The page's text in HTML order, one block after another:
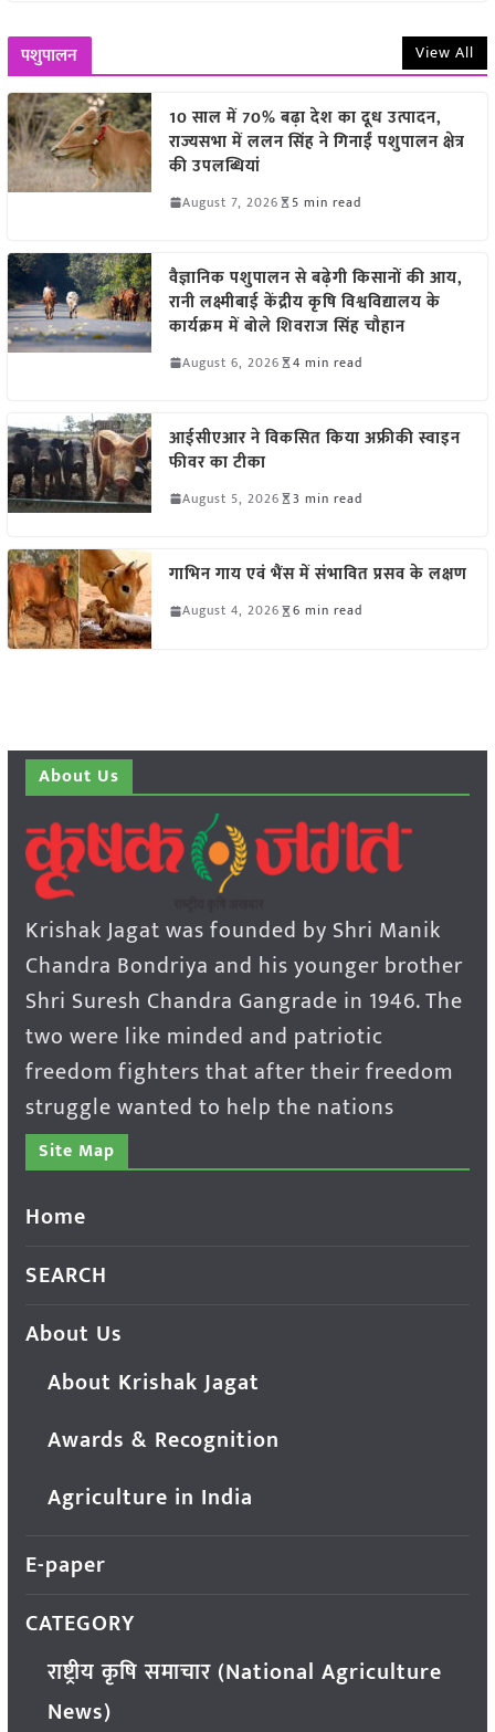
पशुपालन View All
10 साल में 70% बढ़ा देश का दूध उत्पादन,
राज्यसभा में ललन सिंह ने गिनाईं पशुपालन क्षेत्र
की उपलब्धियां
August 7, 2026 5 min read
वैज्ञानिक पशुपालन से बढ़ेगी किसानों की आय,
रानी लक्ष्मीबाई केंद्रीय कृषि विश्वविद्यालय के
कार्यक्रम में बोले शिवराज सिंह चौहान
August 6, 2026 4 min read
आईसीएआर ने विकसित किया अफ्रीकी स्वाइन
फीवर का टीका
August 5, 2026 3 min read
गाभिन गाय एवं भैंस में संभावित प्रसव के लक्षण
August 4, 2026 6 min read
About Us
Krishak Jagat was founded by Shri Manik
Chandra Bondriya and his younger brother
Shri Suresh Chandra Gangrade in 1946. The
two were like minded and patriotic
freedom fighters that after their freedom
struggle wanted to help the nations
Site Map
Home
SEARCH
About Us
About Krishak Jagat
Awards & Recognition
Agriculture in India
E-paper
CATEGORY
राष्ट्रीय कृषि समाचार (National Agriculture
News)